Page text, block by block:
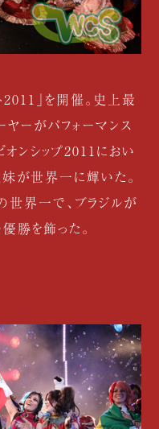
2011」を開催。史上最
ーがパフォーマンス
ンシップ2011におい
妹が世界一に輝いた。
界一で、ブラジルが
勝を飾った。